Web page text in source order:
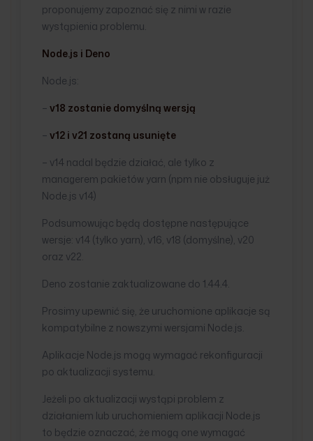
proponujemy zapoznać się z nimi w razie
wystąpienia problemu.
Node.js i Deno
Node.js:
– v18 zostanie domyślną wersją
– v12 i v21 zostaną usunięte
– v14 nadal będzie działać, ale tylko z
managerem pakietów yarn (npm nie obsługuje już
Node.js v14)
Podsumowując będą dostępne następujące
wersje: v14 (tylko yarn), v16, v18 (domyślne), v20
oraz v22.
Deno zostanie zaktualizowane do 1.44.4.
Prosimy upewnić się, że uruchomione aplikacje są
kompatybilne z nowszymi wersjami Node.js.
Aplikacje Node.js mogą wymagać rekonfiguracji
po aktualizacji systemu.
Jeżeli po aktualizacji wystąpi problem z
działaniem lub uruchomieniem aplikacji Node.js
to będzie oznaczać, że mogą one wymagać